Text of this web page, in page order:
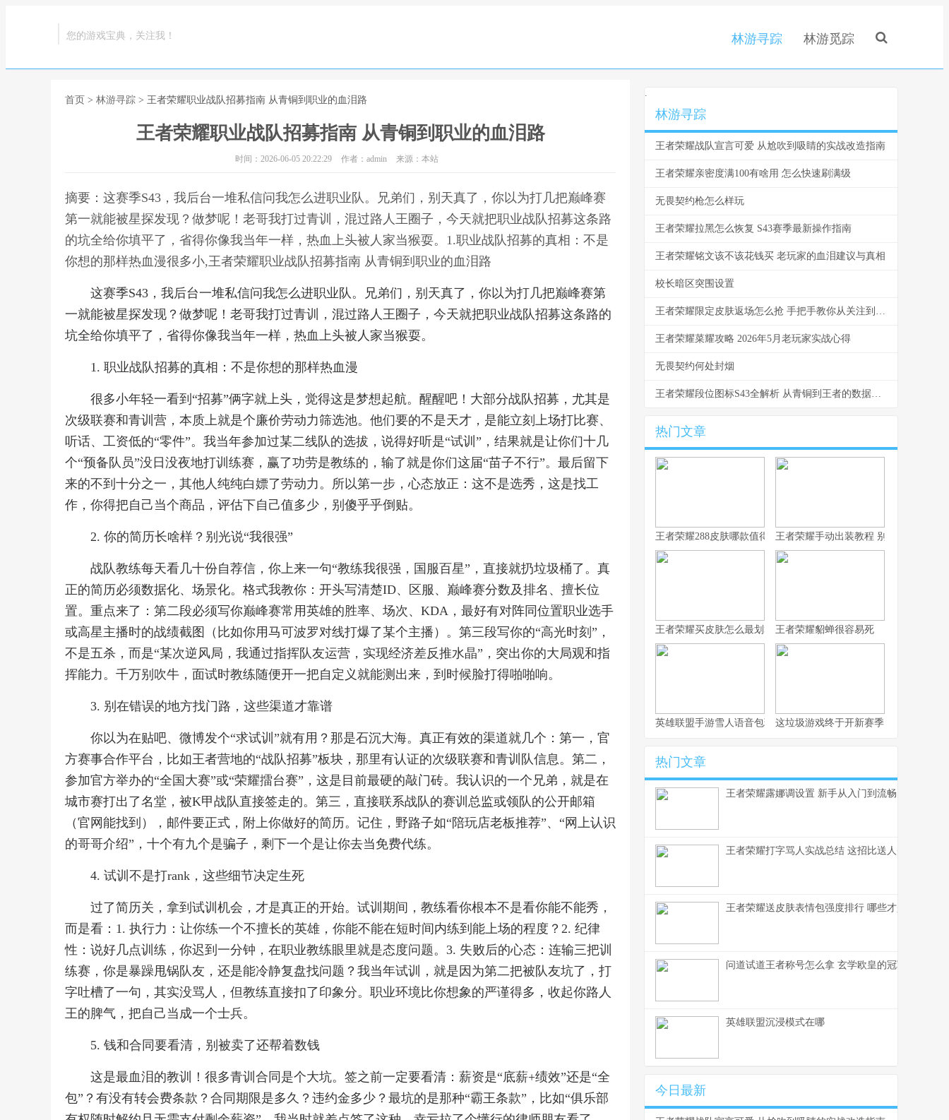
您的游戏宝典，关注我！ 林游寻踪 林游觅踪
首页 > 林游寻踪 > 王者荣耀职业战队招募指南 从青铜到职业的血泪路
王者荣耀职业战队招募指南 从青铜到职业的血泪路
时间：2026-06-05 20:22:29 作者：admin 来源：本站
摘要：这赛季S43，我后台一堆私信问我怎么进职业队。兄弟们，别天真了，你以为打几把巅峰赛
第一就能被星探发现？做梦呢！老哥我打过青训，混过路人王圈子，今天就把职业战队招募这条路
的坑全给你填平了，省得你像我当年一样，热血上头被人家当猴耍。1.职业战队招募的真相：不是
你想的那样热血漫很多小,王者荣耀职业战队招募指南 从青铜到职业的血泪路
这赛季S43，我后台一堆私信问我怎么进职业队。兄弟们，别天真了，你以为打几把巅峰赛第
一就能被星探发现？做梦呢！老哥我打过青训，混过路人王圈子，今天就把职业战队招募这条路的
坑全给你填平了，省得你像我当年一样，热血上头被人家当猴耍。
1. 职业战队招募的真相：不是你想的那样热血漫
很多小年轻一看到“招募”俩字就上头，觉得这是梦想起航。醒醒吧！大部分战队招募，尤其是
次级联赛和青训营，本质上就是个廉价劳动力筛选池。他们要的不是天才，是能立刻上场打比赛、
听话、工资低的“零件”。我当年参加过某二线队的选拔，说得好听是“试训”，结果就是让你们十几
个“预备队员”没日没夜地打训练赛，赢了功劳是教练的，输了就是你们这届“苗子不行”。最后留下
来的不到十分之一，其他人纯纯白嫖了劳动力。所以第一步，心态放正：这不是选秀，这是找工
作，你得把自己当个商品，评估下自己值多少，别傻乎乎倒贴。
2. 你的简历长啥样？别光说“我很强”
战队教练每天看几十份自荐信，你上来一句“教练我很强，国服百星”，直接就扔垃圾桶了。真
正的简历必须数据化、场景化。格式我教你：开头写清楚ID、区服、巅峰赛分数及排名、擅长位
置。重点来了：第二段必须写你巅峰赛常用英雄的胜率、场次、KDA，最好有对阵同位置职业选手
或高星主播时的战绩截图（比如你用马可波罗对线打爆了某个主播）。第三段写你的“高光时刻”，
不是五杀，而是“某次逆风局，我通过指挥队友运营，实现经济差反推水晶”，突出你的大局观和指
挥能力。千万别吹牛，面试时教练随便开一把自定义就能测出来，到时候脸打得啪啪响。
3. 别在错误的地方找门路，这些渠道才靠谱
你以为在贴吧、微博发个“求试训”就有用？那是石沉大海。真正有效的渠道就几个：第一，官
方赛事合作平台，比如王者营地的“战队招募”板块，那里有认证的次级联赛和青训队信息。第二，
参加官方举办的“全国大赛”或“荣耀擂台赛”，这是目前最硬的敲门砖。我认识的一个兄弟，就是在
城市赛打出了名堂，被K甲战队直接签走的。第三，直接联系战队的赛训总监或领队的公开邮箱
（官网能找到），邮件要正式，附上你做好的简历。记住，野路子如“陪玩店老板推荐”、“网上认识
的哥哥介绍”，十个有九个是骗子，剩下一个是让你去当免费代练。
4. 试训不是打rank，这些细节决定生死
过了简历关，拿到试训机会，才是真正的开始。试训期间，教练看你根本不是看你能不能秀，
而是看：1. 执行力：让你练一个不擅长的英雄，你能不能在短时间内练到能上场的程度？2. 纪律
性：说好几点训练，你迟到一分钟，在职业教练眼里就是态度问题。3. 失败后的心态：连输三把训
练赛，你是暴躁甩锅队友，还是能冷静复盘找问题？我当年试训，就是因为第二把被队友坑了，打
字吐槽了一句，其实没骂人，但教练直接扣了印象分。职业环境比你想象的严谨得多，收起你路人
王的脾气，把自己当成一个士兵。
5. 钱和合同要看清，别被卖了还帮着数钱
这是最血泪的教训！很多青训合同是个大坑。签之前一定要看清：薪资是“底薪+绩效”还是“全
包”？有没有转会费条款？合同期限是多久？违约金多少？最坑的是那种“霸王条款”，比如“俱乐部
.
林游寻踪
王者荣耀战队宣言可爱 从尬吹到吸睛的实战改造指南
王者荣耀亲密度满100有啥用 怎么快速刷满级
无畏契约枪怎么样玩
王者荣耀拉黑怎么恢复 S43赛季最新操作指南
王者荣耀铭文该不该花钱买 老玩家的血泪建议与真相
校长暗区突围设置
王者荣耀限定皮肤返场怎么抢 手把手教你从关注到入手
王者荣耀菜耀攻略 2026年5月老玩家实战心得
无畏契约何处封烟
王者荣耀段位图标S43全解析 从青铜到王者的数据与实战洞察
热门文章
王者荣耀288皮肤哪款值得换 S43碎片商店更新速报
王者荣耀手动出装教程 别让系统推荐坑
王者荣耀买皮肤怎么最划算 从青铜到王者的省钱心路
王者荣耀貂蝉很容易死
英雄联盟手游雪人语音包玩法全解析这垃圾游戏终于开新赛季了，不写篇攻
热门文章
王者荣耀露娜调设置 新手从入门到流畅
王者荣耀打字骂人实战总结 这招比送人头还毒
王者荣耀送皮肤表情包强度排行 哪些才是真正的社
问道试道王者称号怎么拿 玄学欧皇的冠军玄学
英雄联盟沉浸模式在哪
今日最新